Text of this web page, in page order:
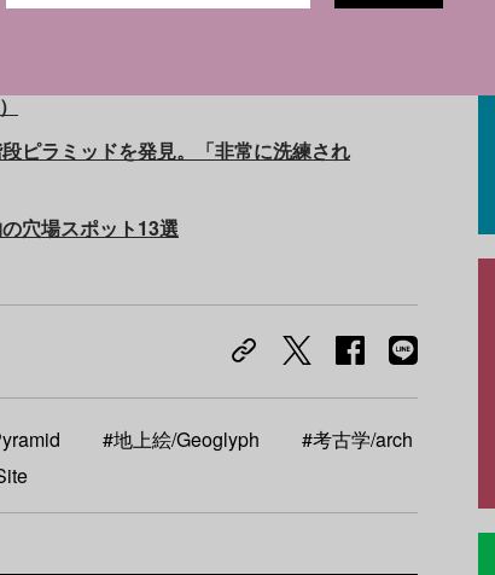
点に損傷の懸念。考古学者は「深刻な
ピラミッドを発見。「非常に洗練され
穴場スポット13選
#地上絵/Geoglyph
#考古学/arch